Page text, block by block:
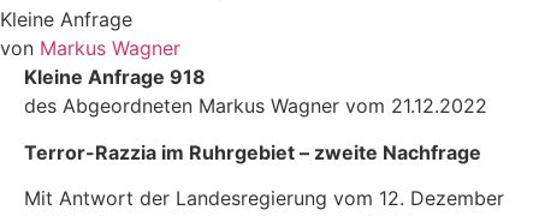
Kleine Anfrage
von Markus Wagner
Kleine Anfrage 918
des Abgeordneten Markus Wagner vom 21.12.2022
Terror-Razzia im Ruhrgebiet – zweite Nachfrage
Mit Antwort der Landesregierung vom 12. Dezember